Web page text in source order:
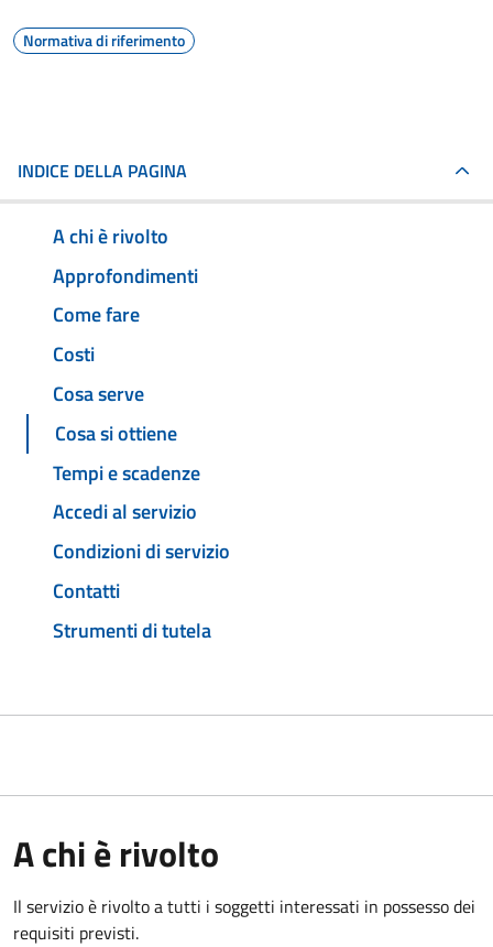
Normativa di riferimento
INDICE DELLA PAGINA
A chi è rivolto
Approfondimenti
Come fare
Costi
Cosa serve
Cosa si ottiene
Tempi e scadenze
Accedi al servizio
Condizioni di servizio
Contatti
Strumenti di tutela
A chi è rivolto
Il servizio è rivolto a tutti i soggetti interessati in possesso dei
requisiti previsti.